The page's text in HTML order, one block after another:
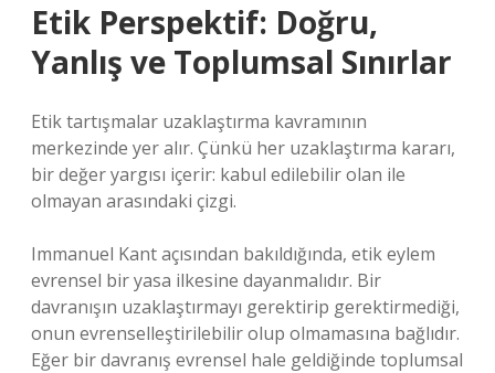
Etik Perspektif: Doğru,
Yanlış ve Toplumsal Sınırlar
Etik tartışmalar uzaklaştırma kavramının
merkezinde yer alır. Çünkü her uzaklaştırma kararı,
bir değer yargısı içerir: kabul edilebilir olan ile
olmayan arasındaki çizgi.
Immanuel Kant açısından bakıldığında, etik eylem
evrensel bir yasa ilkesine dayanmalıdır. Bir
davranışın uzaklaştırmayı gerektirip gerektirmediği,
onun evrenselleştirilebilir olup olmamasına bağlıdır.
Eğer bir davranış evrensel hale geldiğinde toplumsal